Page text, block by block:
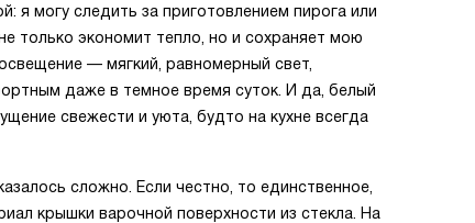
я могу следить за приготовлением пирога или
только экономит тепло, но и сохраняет мою
— мягкий, равномерный свет,
даже в темное время суток. И да, белый
свежести и уюта, будто на кухне всегда
сложно. Если честно, то единственное,
крышки варочной поверхности из стекла. На